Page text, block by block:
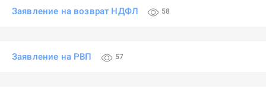
Заявление на возврат НДФЛ 58
Заявление на РВП 57